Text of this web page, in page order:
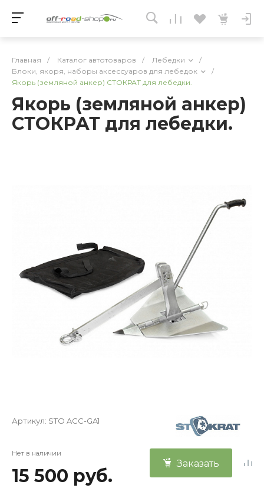
Главная / Каталог автотоваров / Лебедки
/
Блоки, якоря, наборы аксессуаров для лебедок
/
Якорь (земляной анкер) СТОКРАТ для лебедки.
Якорь (земляной анкер)
СТОКРАТ для лебедки.
Артикул: STO ACC-GA1
Нет в наличии
15 500 руб.
Заказать